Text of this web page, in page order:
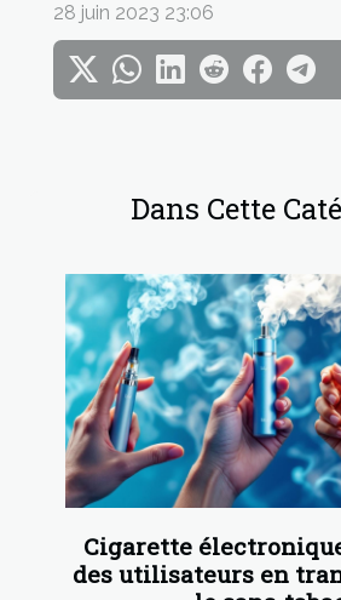
Dans Cette
Cigarette
des utilisateurs en
28 juin 2023 23:06